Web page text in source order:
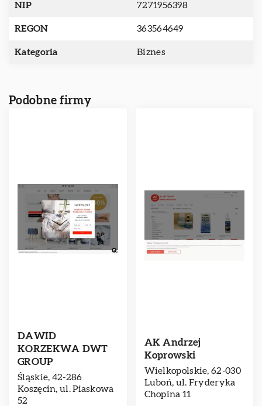
NIP 7271956398
REGON 363564649
Kategoria Biznes
Podobne firmy
DAWID
KORZEKWA DWT
GROUP
Śląskie, 42-286
Koszęcin, ul. Piaskowa
52
AK Andrzej
Koprowski
Wielkopolskie, 62-030
Luboń, ul. Fryderyka
Chopina 11